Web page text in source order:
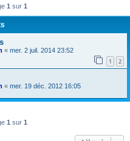
1 sur 1
« mer. 2 juil. 2014 23:52
1 2
« mer. 19 déc. 2012 16:05
1 sur 1